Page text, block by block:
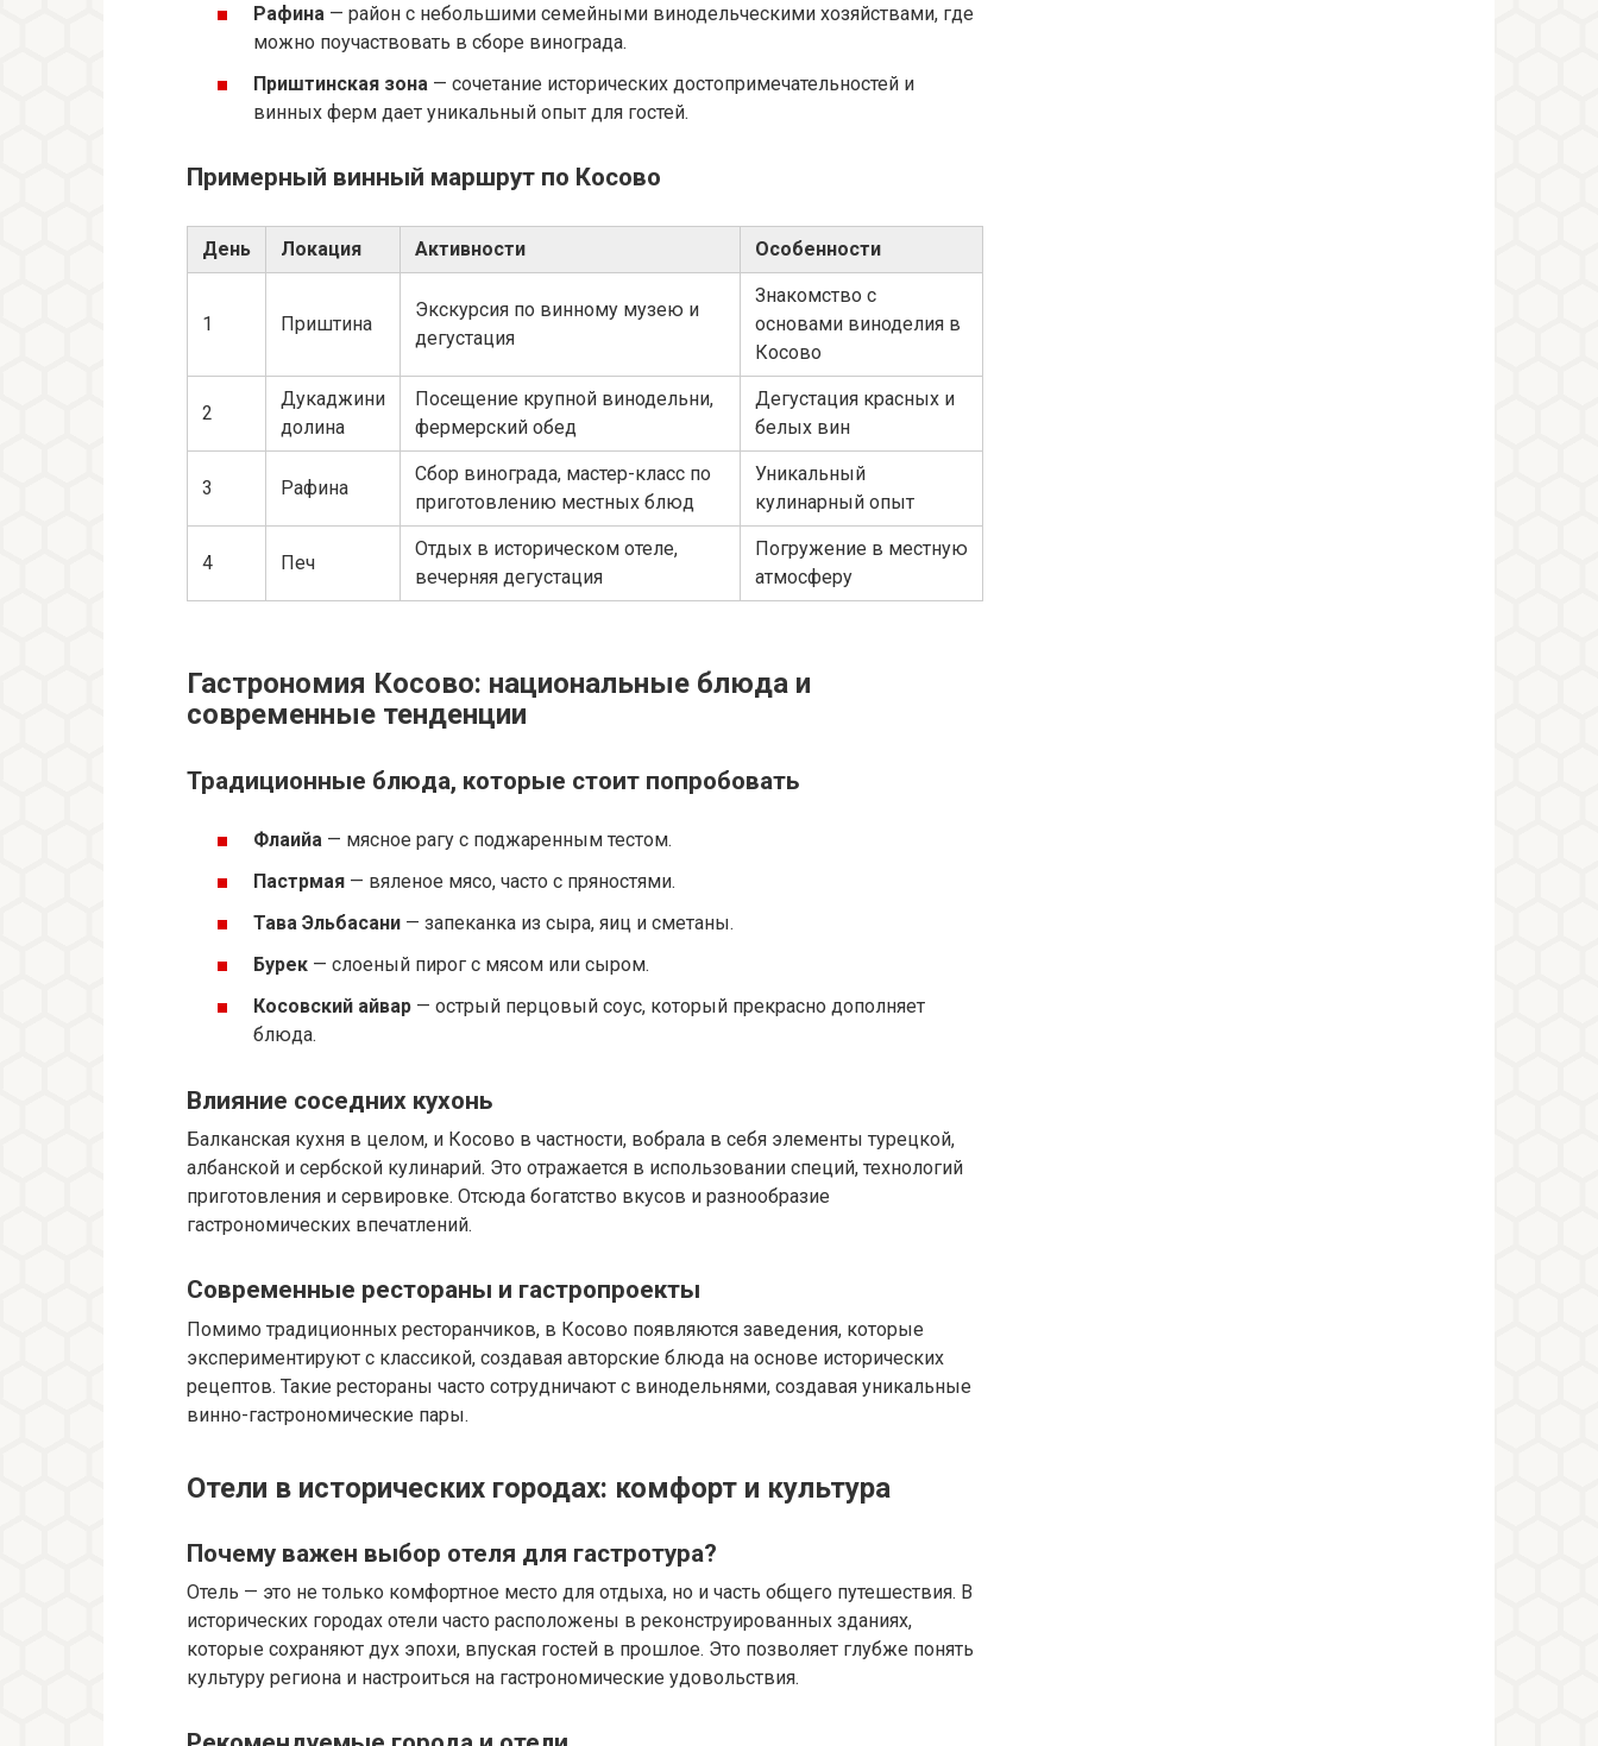
Рафина — район с небольшими семейными винодельческими хозяйствами, где
можно поучаствовать в сборе винограда.
Приштинская зона — сочетание исторических достопримечательностей и
винных ферм дает уникальный опыт для гостей.
Примерный винный маршрут по Косово
День Локация Активности Особенности
1 Приштина
Экскурсия по винному музею и
дегустация
Знакомство с
основами виноделия в
Косово
2
Дукаджини
долина
Посещение крупной винодельни,
фермерский обед
Дегустация красных и
белых вин
3 Рафина
Сбор винограда, мастер-класс по
приготовлению местных блюд
Уникальный
кулинарный опыт
4 Печ
Отдых в историческом отеле,
вечерняя дегустация
Погружение в местную
атмосферу
Гастрономия Косово: национальные блюда и
современные тенденции
Традиционные блюда, которые стоит попробовать
Флаийа — мясное рагу с поджаренным тестом.
Пастрмая — вяленое мясо, часто с пряностями.
Тава Эльбасани — запеканка из сыра, яиц и сметаны.
Бурек — слоеный пирог с мясом или сыром.
Косовский айвар — острый перцовый соус, который прекрасно дополняет
блюда.
Влияние соседних кухонь
Балканская кухня в целом, и Косово в частности, вобрала в себя элементы турецкой,
албанской и сербской кулинарий. Это отражается в использовании специй, технологий
приготовления и сервировке. Отсюда богатство вкусов и разнообразие
гастрономических впечатлений.
Современные рестораны и гастропроекты
Помимо традиционных ресторанчиков, в Косово появляются заведения, которые
экспериментируют с классикой, создавая авторские блюда на основе исторических
рецептов. Такие рестораны часто сотрудничают с винодельнями, создавая уникальные
винно-гастрономические пары.
Отели в исторических городах: комфорт и культура
Почему важен выбор отеля для гастротура?
Отель — это не только комфортное место для отдыха, но и часть общего путешествия. В
исторических городах отели часто расположены в реконструированных зданиях,
которые сохраняют дух эпохи, впуская гостей в прошлое. Это позволяет глубже понять
культуру региона и настроиться на гастрономические удовольствия.